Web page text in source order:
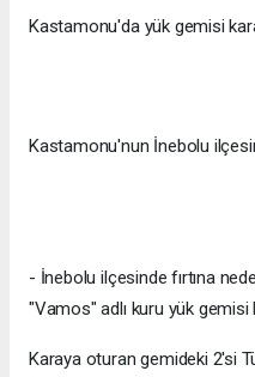
Kastamonu'da yük gemisi
Kastamonu'nun İnebolu
- İnebolu ilçesinde fırtına
"Vamos" adlı kuru yük gemisi
Karaya oturan gemideki 2'si